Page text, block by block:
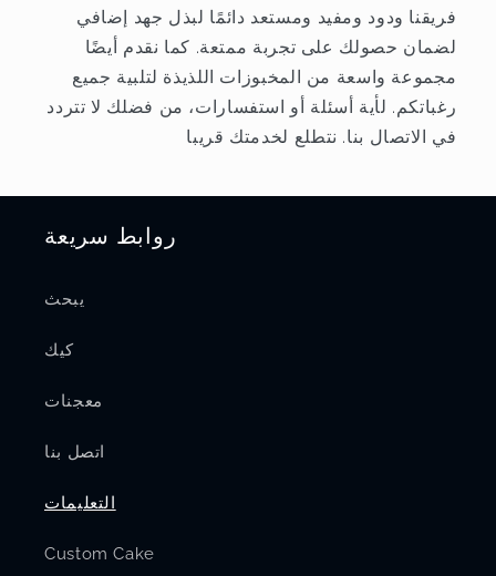
فريقنا ودود ومفيد ومستعد دائمًا لبذل جهد إضافي
لضمان حصولك على تجربة ممتعة. كما نقدم أيضًا
مجموعة واسعة من المخبوزات اللذيذة لتلبية جميع
رغباتكم. لأية أسئلة أو استفسارات، من فضلك لا تتردد
في الاتصال بنا. نتطلع لخدمتك قريبا
روابط سريعة
يبحث
كيك
معجنات
اتصل بنا
التعليمات
Custom Cake